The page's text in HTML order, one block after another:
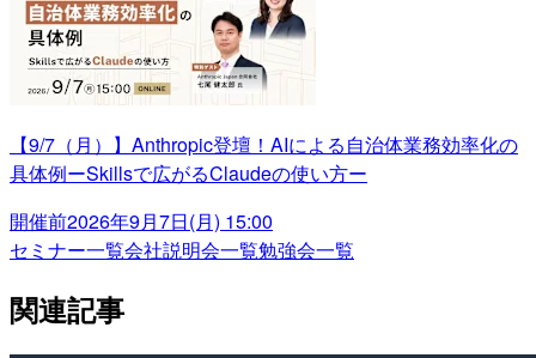
【9/7（月）】Anthropic登壇！AIによる自治体業務効率化の
具体例ーSkillsで広がるClaudeの使い方ー
開催前2026年9月7日(月) 15:00
セミナー一覧会社説明会一覧勉強会一覧
関連記事